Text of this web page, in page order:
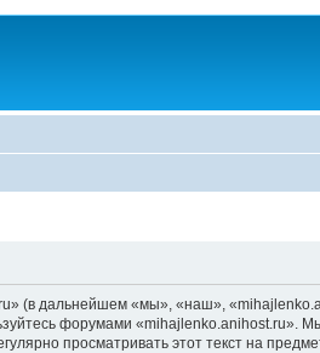
(в дальнейшем «мы», «наш»,
форумами «mihajlenko.anihost.ru».
просматривать этот текст на